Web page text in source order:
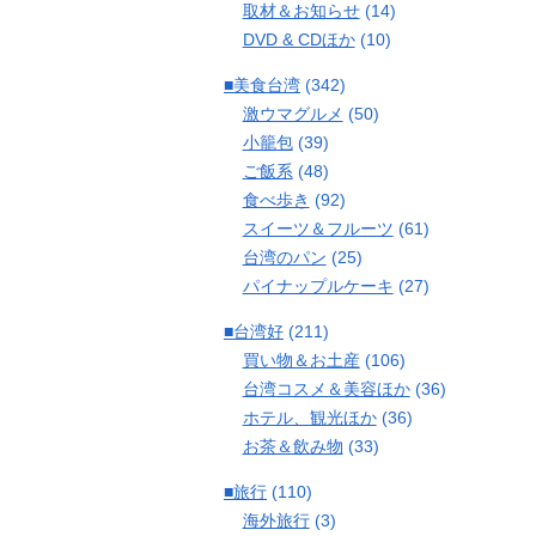
取材＆お知らせ(14)
DVD & CDほか(10)
■美食台湾 (342)
激ウマグルメ (50)
小籠包(39)
ご飯系 (48)
食べ歩き (92)
スイーツ＆フルーツ (61)
台湾のパン (25)
パイナップルケーキ (27)
■台湾好 (211)
買い物＆お土産(106)
台湾コスメ＆美容ほか(36)
ホテル、観光ほか(36)
お茶＆飲み物 (33)
■旅行 (110)
海外旅行(3)